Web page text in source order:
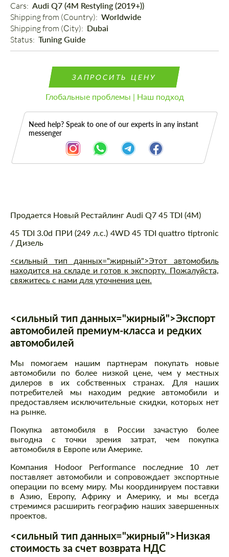
Cars: Audi Q7 (4M Restyling (2019+))
Shipping from (Country): Worldwide
Shipping from (Сity): Dubai
Status: Tuning Guide
ЗАПРОСИТЬ ЦЕНУ
Глобальные проблемы | Наш подход
Need help? Speak to one of our experts in any instant
messenger
Описание
Продается Новый Рестайлинг Audi Q7 45 TDI (4M)
45 TDI 3.0d ПРИ (249 л.с.) 4WD 45 TDI quattro tiptronic
/ Дизель
<сильный тип данных="жирный">Этот автомобиль
находится на складе и готов к экспорту. Пожалуйста,
свяжитесь с нами для уточнения цен.
<сильный тип данных="жирный">Экспорт
автомобилей премиум-класса и редких
автомобилей
Мы помогаем нашим партнерам покупать новые
автомобили по более низкой цене, чем у местных
дилеров в их собственных странах. Для наших
потребителей мы находим редкие автомобили и
предоставляем исключительные скидки, которых нет
на рынке.
Покупка автомобиля в России зачастую более
выгодна с точки зрения затрат, чем покупка
автомобиля в Европе или Америке.
Компания Hodoor Performance последние 10 лет
поставляет автомобили и сопровождает экспортные
операции по всему миру. Мы координируем поставки
в Азию, Европу, Африку и Америку, и мы всегда
стремимся расширить географию наших завершенных
проектов.
<сильный тип данных="жирный">Низкая
стоимость за счет возврата НДС